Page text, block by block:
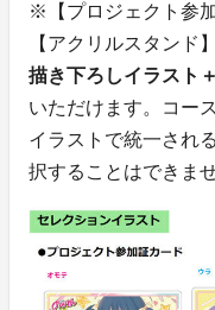
※【プロジェクト参
【アクリルスタンド
描き下ろしイラスト
いただけます。コー
イラストで統一され
択することはできませ